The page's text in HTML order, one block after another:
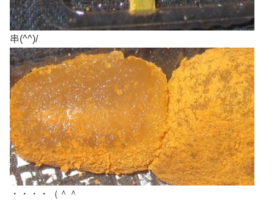
串(^^)/
・・・・（＾＾